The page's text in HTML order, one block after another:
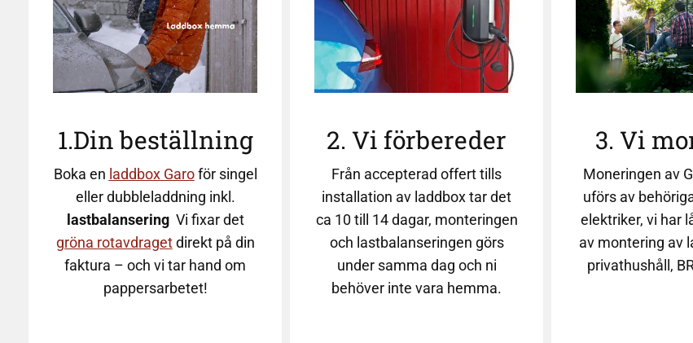
1.Din beställning
Boka en laddbox Garoför singel
eller dubbleladdning inkl.
lastbalanseringVi fixar det
gröna rotavdragetdirekt på din
faktura – och vi tar hand om
pappersarbetet!
2. Vi förbereder
Från accepterad offert tills
installation av laddbox tar det
ca 10 till 14 dagar, monteringen
och lastbalanseringen görs
under samma dag och ni
behöver inte vara hemma.
3. Vi
Moneringen av
uförs av
elektriker, vi har
av montering av
privathushåll,